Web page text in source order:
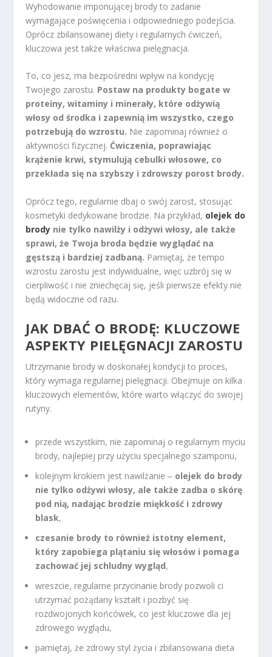
Wyhodowanie imponującej brody to zadanie
wymagające poświęcenia i odpowiedniego podejścia.
Oprócz zbilansowanej diety i regularnych ćwiczeń,
kluczowa jest także właściwa pielęgnacja.
To, co jesz, ma bezpośredni wpływ na kondycję
Twojego zarostu. Postaw na produkty bogate w
proteiny, witaminy i minerały, które odżywią
włosy od środka i zapewnią im wszystko, czego
potrzebują do wzrostu. Nie zapominaj również o
aktywności fizycznej. Ćwiczenia, poprawiając
krążenie krwi, stymulują cebulki włosowe, co
przekłada się na szybszy i zdrowszy porost brody.
Oprócz tego, regularnie dbaj o swój zarost, stosując
kosmetyki dedykowane brodzie. Na przykład, olejek do
brody nie tylko nawilży i odżywi włosy, ale także
sprawi, że Twoja broda będzie wyglądać na
gęstszą i bardziej zadbaną. Pamiętaj, że tempo
wzrostu zarostu jest indywidualne, więc uzbrój się w
cierpliwość i nie zniechęcaj się, jeśli pierwsze efekty nie
będą widoczne od razu.
JAK DBAĆ O BRODĘ: KLUCZOWE
ASPEKTY PIELĘGNACJI ZAROSTU
Utrzymanie brody w doskonałej kondycji to proces,
który wymaga regularnej pielęgnacji. Obejmuje on kilka
kluczowych elementów, które warto włączyć do swojej
rutyny.
przede wszystkim, nie zapominaj o regularnym myciu
brody, najlepiej przy użyciu specjalnego szamponu,
kolejnym krokiem jest nawilżanie – olejek do brody
nie tylko odżywi włosy, ale także zadba o skórę
pod nią, nadając brodzie miękkość i zdrowy
blask,
czesanie brody to również istotny element,
który zapobiega plątaniu się włosów i pomaga
zachować jej schludny wygląd,
wreszcie, regularne przycinanie brody pozwoli ci
utrzymać pożądany kształt i pozbyć się
rozdwojonych końcówek, co jest kluczowe dla jej
zdrowego wyglądu,
pamiętaj, że zdrowy styl życia i zbilansowana dieta